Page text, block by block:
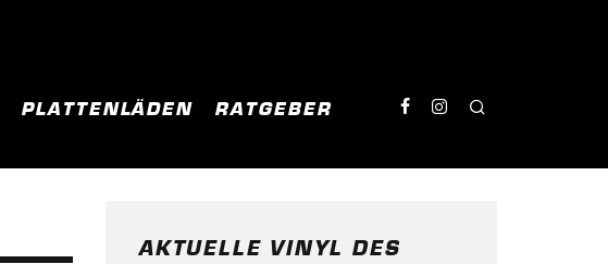
PLATTENLÄDEN RATGEBER
AKTUELLE VINYL DES